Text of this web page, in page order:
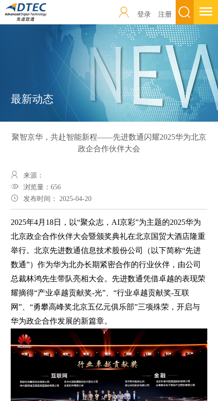
登录 注册
最新动态
聚智京华，共赴智能新程——先进数通闪耀2025华为北京
政企合作伙伴大会
来源：
浏览量：656
发布时间： 2025-04-20
2025年4月18日，以“聚众志，AI京彩”为主题的2025华为
北京政企合作伙伴大会暨颁奖典礼在北京国贸大酒店隆重
举行。北京先进数通信息技术股份公司（以下简称“先进
数通”）作为华为北办长期紧密合作的行业伙伴，由公司
总裁林鸿先生带队亮相大会。先进数通凭借卓越的表现荣
耀摘得“产业卓越贡献奖-光”、“行业卓越贡献奖-互联
网”、“勇攀高峰奖北京五亿元俱乐部”三项殊荣，开启与
华为政企合作发展的新篇章。